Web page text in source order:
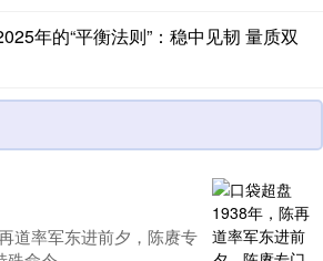
年的“平衡法则”：稳中见韧 量质双
道率军东进前夕，陈赓专